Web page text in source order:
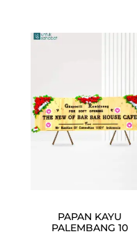
PAPAN KAYU
PALEMBANG 10